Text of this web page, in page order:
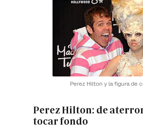
Perez Hilton y la figura de
Perez Hilton: de
tocar fondo